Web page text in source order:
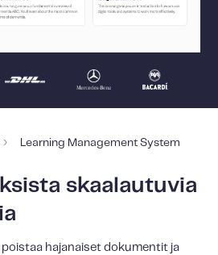
› Learning Management System
skaalautuvia
hajanaiset dokumentit ja